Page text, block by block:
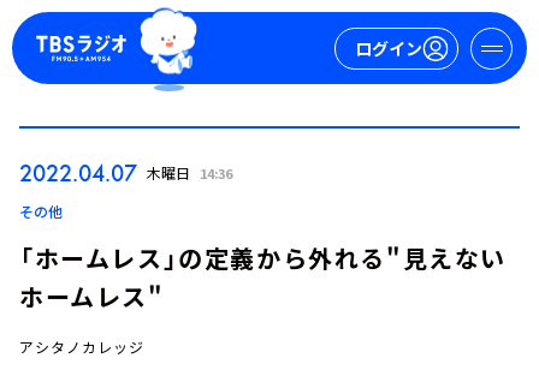
ログイン
2022.04.07 木曜日 14:36
その他
「ホームレス」の定義から外れる"見えない
ホームレス"
アシタノカレッジ